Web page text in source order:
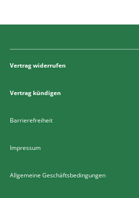
Vertrag widerrufen
Vertrag kündigen
Barrierefreiheit
Impressum
Allgemeine Geschäftsbedingungen